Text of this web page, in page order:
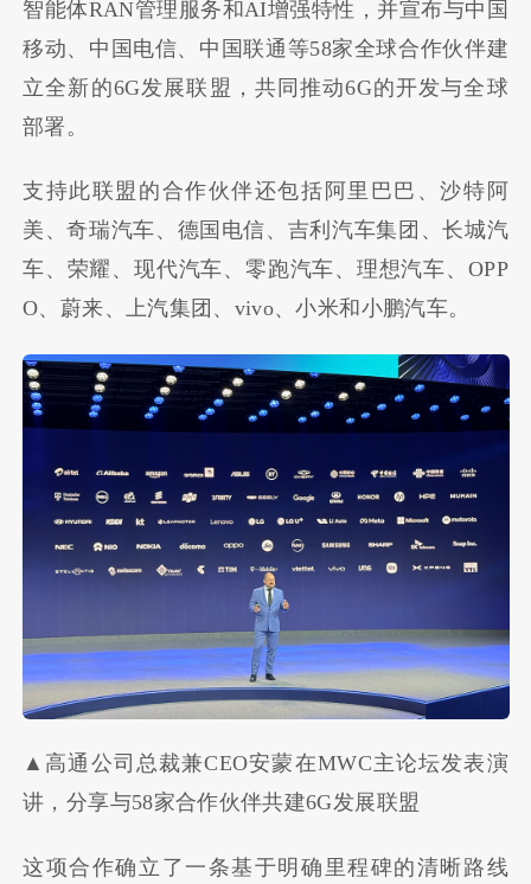
智能体RAN管理服务和AI增强特性，并宣布与中国
移动、中国电信、中国联通等58家全球合作伙伴建
立全新的6G发展联盟，共同推动6G的开发与全球
部署。
支持此联盟的合作伙伴还包括阿里巴巴、沙特阿
美、奇瑞汽车、德国电信、吉利汽车集团、长城汽
车、荣耀、现代汽车、零跑汽车、理想汽车、OPP
O、蔚来、上汽集团、vivo、小米和小鹏汽车。
▲高通公司总裁兼CEO安蒙在MWC主论坛发表演
讲，分享与58家合作伙伴共建6G发展联盟
这项合作确立了一条基于明确里程碑的清晰路线